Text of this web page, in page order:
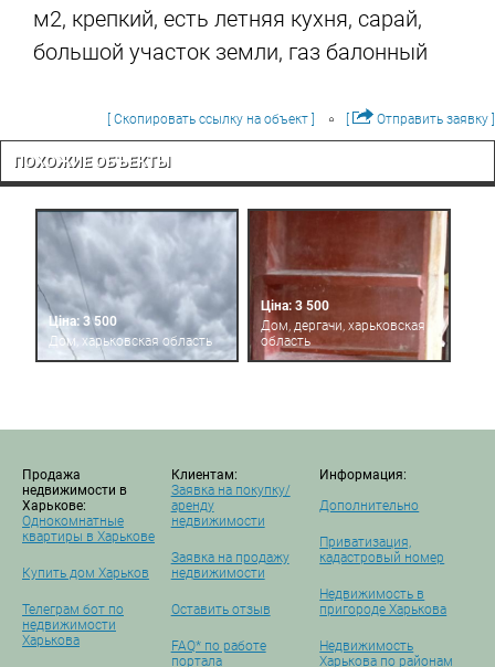
м2, крепкий, есть летняя кухня, сарай,
большой участок земли, газ балонный
[ Скопировать ссылку на объект ] Отправить заявку ]
ПОХОЖИЕ ОБЪЕКТЫ
Ціна: 3 500
Дом, харьковская область
Ціна: 3 500
Дом, дергачи, харьковская
область
Продажа
недвижимости в
Харькове:
Однокомнатные
квартиры в Харькове
Купить дом Харьков
Телеграм бот по
недвижимости
Харькова
Клиентам:
Заявка на покупку/
аренду
недвижимости
Заявка на продажу
недвижимости
Оставить отзыв
FAQ* по работе
портала
Информация:
Дополнительно
Приватизация,
кадастровый номер
Недвижимость в
пригороде Харькова
Недвижимость
Харькова по районам